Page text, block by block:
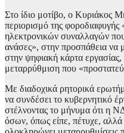
Στο ίδιο μοτίβο, ο Κυριάκος
περιορισμό της
ηλεκτρονικών συναλλαγών
ανάσες», στην προσπάθεια
στην ψηφιακή κάρτα
μεταρρύθμιση που
Με διαδοχικά ρητορικά
να συνδέσει το κυβερνητικό
στέλνοντας το μήνυμα ότι η
όσων, όπως είπε, πέτυχε, αλλά